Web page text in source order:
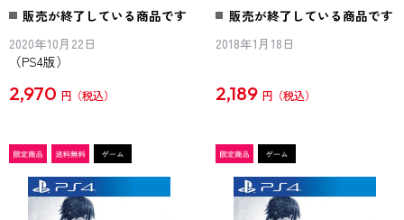
販売が終了している商品です
2020年10月22日
（PS4版）
2,970 円
販売が終了している商品です
2018年1月18日
2,189 円